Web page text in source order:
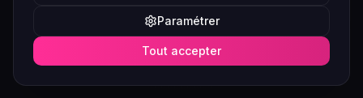
Soirées ce week-end
Paramétrer
Tout accepter